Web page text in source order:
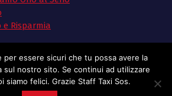
Risparmia
per essere sicuri che tu possa avere la
sul nostro sito. Se continui ad utilizzare
siamo felici. Grazie Staff Taxi Sos.